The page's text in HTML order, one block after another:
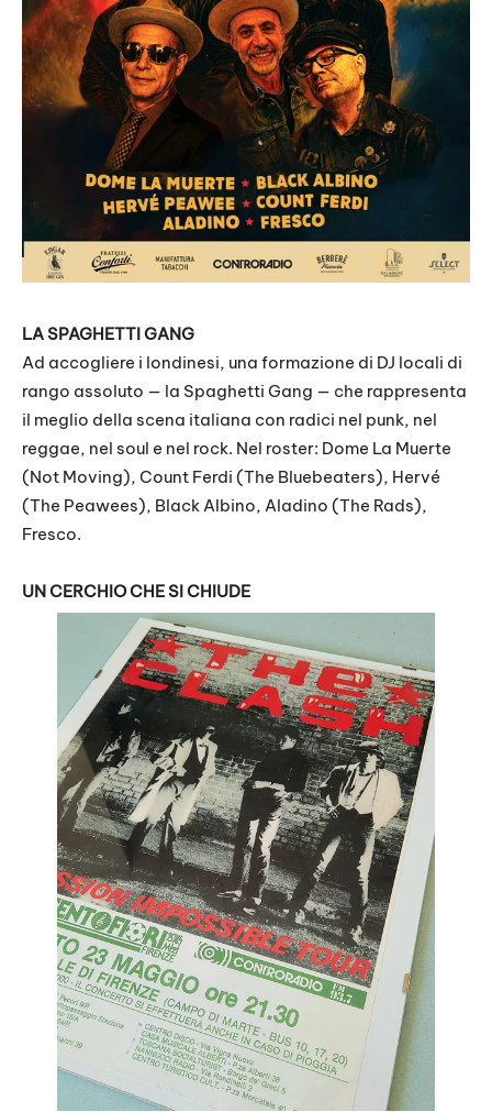
LA SPAGHETTI GANG
Ad accogliere i londinesi, una formazione di DJ locali di
rango assoluto — la Spaghetti Gang — che rappresenta
il meglio della scena italiana con radici nel punk, nel
reggae, nel soul e nel rock. Nel roster: Dome La Muerte
(Not Moving), Count Ferdi (The Bluebeaters), Hervé
(The Peawees), Black Albino, Aladino (The Rads),
Fresco.
UN CERCHIO CHE SI CHIUDE